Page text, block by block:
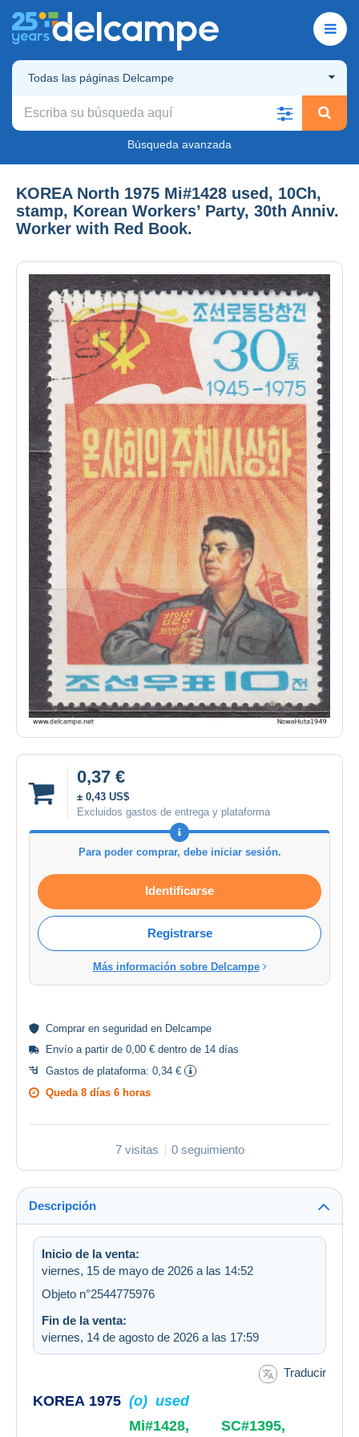
Todas las páginas Delcampe
Búsqueda avanzada
KOREA North 1975 Mi#1428 used, 10Ch,
stamp, Korean Workers’ Party, 30th Anniv.
Worker with Red Book.
0,37 €
± 0,43 US$
Excluidos gastos de entrega y plataforma
Para poder comprar, debe iniciar sesión.
Identificarse
Registrarse
Más información sobre Delcampe
Comprar en seguridad en Delcampe
Envío a partir de 0,00 € dentro de 14 días
Gastos de plataforma: 0,34 €
Queda 8 días 6 horas
7 visitas 0 seguimiento
Descripción
Inicio de la venta:
viernes, 15 de mayo de 2026 a las 14:52
Objeto n°2544775976
Fin de la venta:
viernes, 14 de agosto de 2026 a las 17:59
Traducir
KOREA 1975 (o) used
Mi#1428, SC#1395,